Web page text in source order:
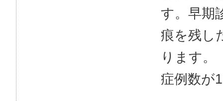
す。早期
痕を残し
ります。
症例数が